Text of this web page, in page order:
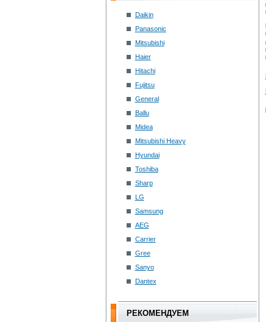
Daikin
Panasonic
Mitsubishi
Haier
Hitachi
Fujitsu
General
Ballu
Midea
Mitsubishi Heavy
Hyundai
Toshiba
Sharp
LG
Samsung
AEG
Carrier
Gree
Sanyo
Dantex
РЕКОМЕНДУЕМ